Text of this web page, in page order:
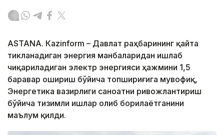
ASTANА. Кazinform – Давлат раҳбарининг қайта
тикланадиган энергия манбаларидан ишлаб
чиқариладиган электр энергияси ҳажмини 1,5
баравар ошириш бўйича топшириғига мувофиқ,
Энергетика вазирлиги саноатни ривожлантириш
бўйича тизимли ишлар олиб борилаётганини
маълум қилди.